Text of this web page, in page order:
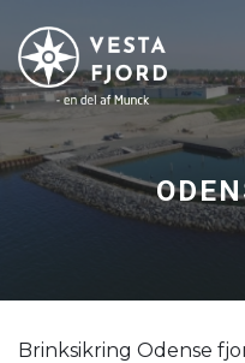
til
hovedindhold
Brinksikring Odense